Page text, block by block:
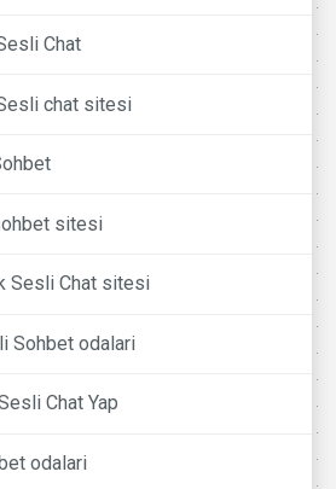
Chat
chat sitesi
sitesi
Sesli Chat sitesi
Sohbet odalari
Chat Yap
odalari